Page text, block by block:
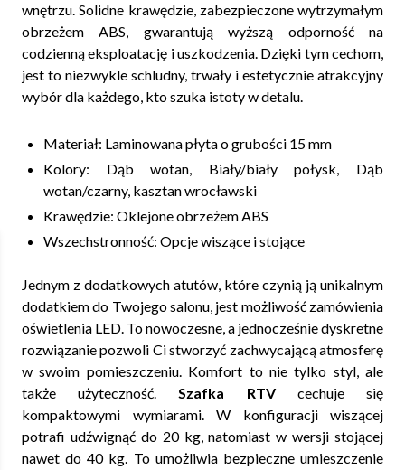
wnętrzu. Solidne krawędzie, zabezpieczone wytrzymałym
obrzeżem ABS, gwarantują wyższą odporność na
codzienną eksploatację i uszkodzenia. Dzięki tym cechom,
jest to niezwykle schludny, trwały i estetycznie atrakcyjny
wybór dla każdego, kto szuka istoty w detalu.
Materiał: Laminowana płyta o grubości 15 mm
Kolory: Dąb wotan, Biały/biały połysk, Dąb
wotan/czarny, kasztan wrocławski
Krawędzie: Oklejone obrzeżem ABS
Wszechstronność: Opcje wiszące i stojące
Jednym z dodatkowych atutów, które czynią ją unikalnym
dodatkiem do Twojego salonu, jest możliwość zamówienia
oświetlenia LED. To nowoczesne, a jednocześnie dyskretne
rozwiązanie pozwoli Ci stworzyć zachwycającą atmosferę
w swoim pomieszczeniu. Komfort to nie tylko styl, ale
także użyteczność.Szafka RTVcechuje się
kompaktowymi wymiarami. W konfiguracji wiszącej
potrafi udźwignąć do 20 kg, natomiast w wersji stojącej
nawet do 40 kg. To umożliwia bezpieczne umieszczenie